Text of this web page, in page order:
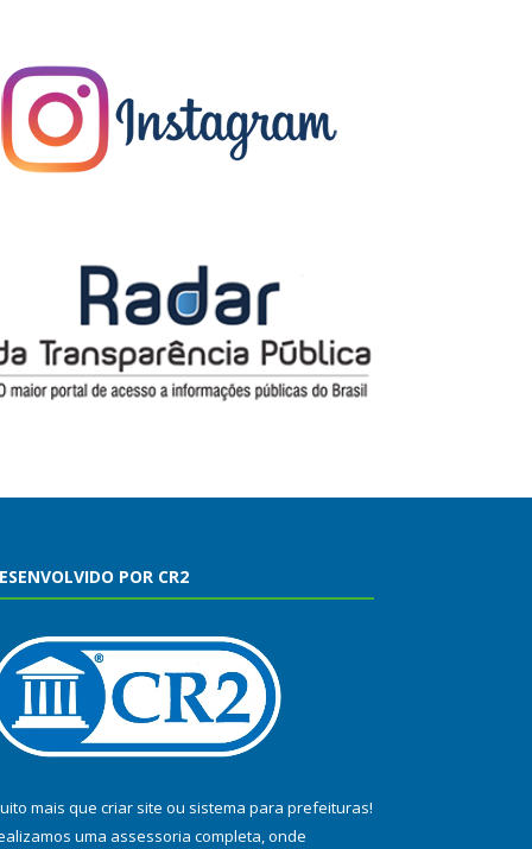
POR CR2
mais que criar site ou sistema para prefeituras!
uma assessoria completa, onde